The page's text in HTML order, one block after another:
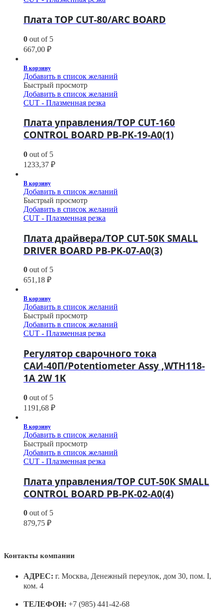
Плата TOP CUT-80/ARC BOARD
0 out of 5
667,00 ₽
В корзину
Добавить в список желаний
Быстрый просмотр
Добавить в список желаний
CUT - Плазменная резка
Плата управления/TOP CUT-160
CONTROL BOARD PB-PK-19-A0(1)
0 out of 5
1233,37 ₽
В корзину
Добавить в список желаний
Быстрый просмотр
Добавить в список желаний
CUT - Плазменная резка
Плата драйвера/TOP CUT-50К SMALL
DRIVER BOARD PB-PK-07-A0(3)
0 out of 5
651,18 ₽
В корзину
Добавить в список желаний
Быстрый просмотр
Добавить в список желаний
CUT - Плазменная резка
Регулятор сварочного тока
САИ-40П/Potentiometer Assy ,WTH118-
1A 2W 1K
0 out of 5
1191,68 ₽
В корзину
Добавить в список желаний
Быстрый просмотр
Добавить в список желаний
CUT - Плазменная резка
Плата управления/TOP CUT-50К SMALL
CONTROL BOARD PB-PK-02-A0(4)
0 out of 5
879,75 ₽
Контакты компании
АДРЕС: г. Москва, Денежный переулок, дом 30, пом. I,
ком. 4
ТЕЛЕФОН: +7 (985) 441-42-68